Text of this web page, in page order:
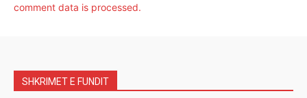
comment data is processed.
SHKRIMET E FUNDIT